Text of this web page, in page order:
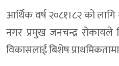
आम्दानीले खर्च
कान्छीबजारमा
भेरी करिडोरको सडक
आर्थिक वर्ष २०८१।८२ को लागि
नगर प्रमुख जनचन्द्र रोकायले
विकासलाई बिशेष